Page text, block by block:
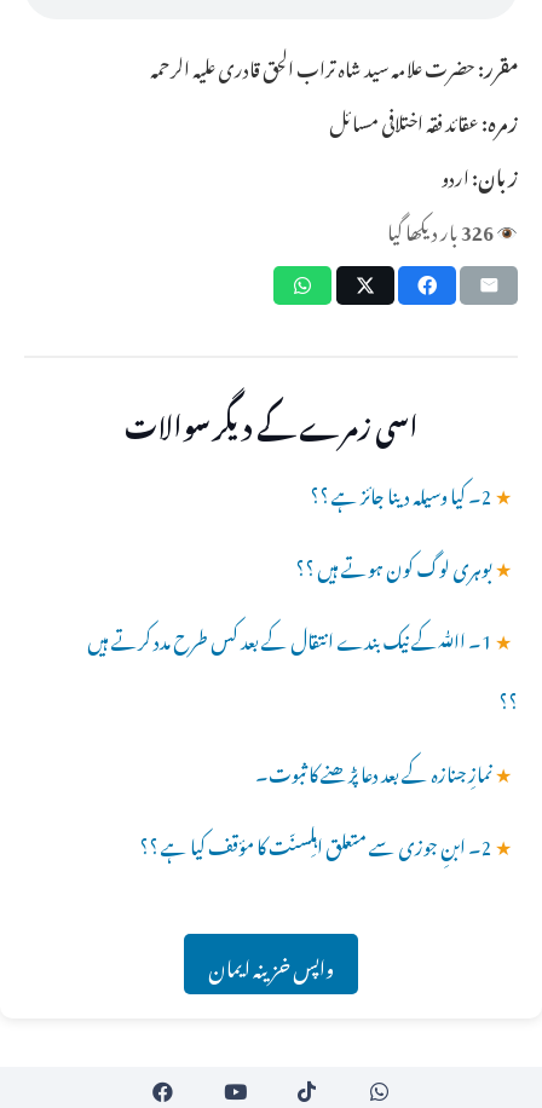
مقرر:حضرت علامہ سید شاہ تراب الحق قادری علیہ الرحمہ
زمرہ:عقائد فقہ اختلافی مسائل
زبان:اردو
326بار دیکھا گیا
اسی زمرے کے دیگر سوالات
★2۔ کیا وسیلہ دینا جائز ہے ؟؟
★بوہری لوگ کون ہوتے ہیں ؟؟
★ 1۔ اﷲکے نیک بندے انتقال کے بعد کس طرح مدد کرتے ہیں
؟؟
★نمازِ جنازہ کے بعد دعا پڑھنے کا ثبوت۔
★2۔ ابنِ جوزی سے متعلق اہلِسنّت کا مؤقف کیا ہے ؟؟
واپس خزینہ ایمان